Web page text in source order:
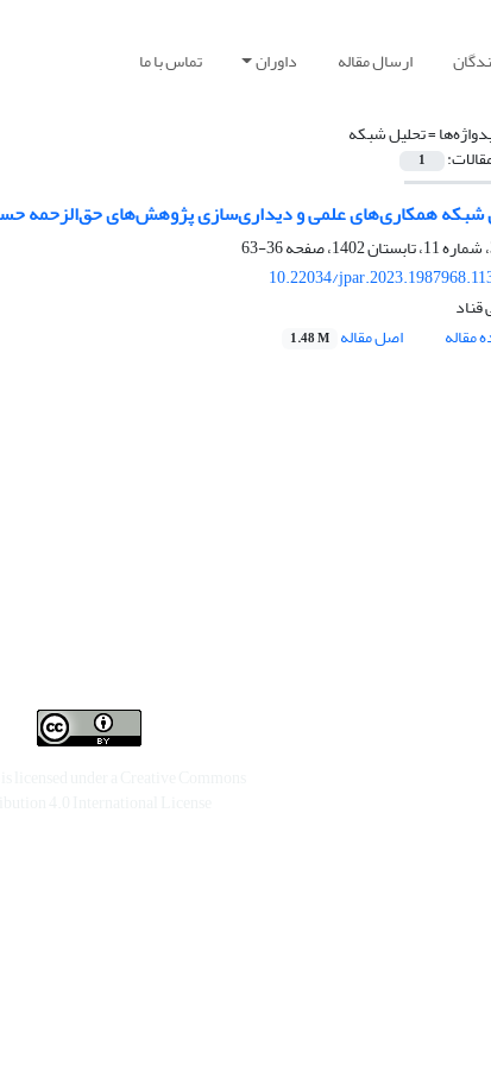
ارسال مقاله داوران تماس با ما
=تحلیل شبکه
1
شبکه همکاری‌های علمی و دیداری‌سازی پژوهش‌های حق‌الزحمه
36-63
10.22034/
مقاله
اصل مقاله 1.48 M